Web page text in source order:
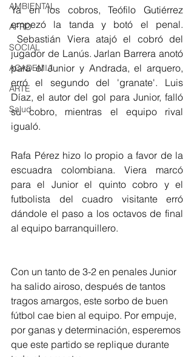
AMBIENTAL
AFRO
SOCIAL
ACADEMIA
ARTE
Salud
Ya en los cobros, Teófilo Gutiérrez
empezó la tanda y botó el penal.
Sebastián Viera atajó el cobró del
jugador de Lanús. Jarlan Barrera anotó
para el Junior y Andrada, el arquero,
erró el segundo del 'granate'. Luis
Díaz, el autor del gol para Junior, falló
su cobro, mientras el equipo rival
igualó.
Rafa Pérez hizo lo propio a favor de la
escuadra colombiana. Viera marcó
para el Junior el quinto cobro y el
futbolista del cuadro visitante erró
dándole el paso a los octavos de final
al equipo barranquillero.
Con un tanto de 3-2 en penales Junior
ha salido airoso, después de tantos
tragos amargos, este sorbo de buen
fútbol cae bien al equipo. Por empuje,
por ganas y determinación, esperemos
que este partido se replique durante